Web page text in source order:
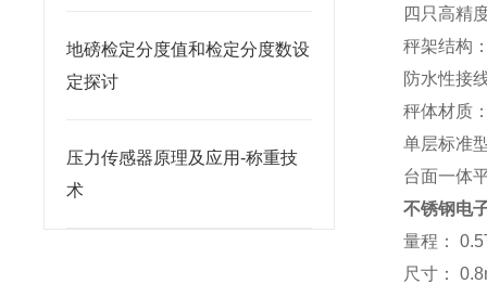
地磅检定分度值和检定分度数设
定探讨
压力传感器原理及应用-称重技
术
四只高精
秤架结构
防水性接
秤体材质
单层标准
台面一体
不锈钢电
量程：
尺寸：